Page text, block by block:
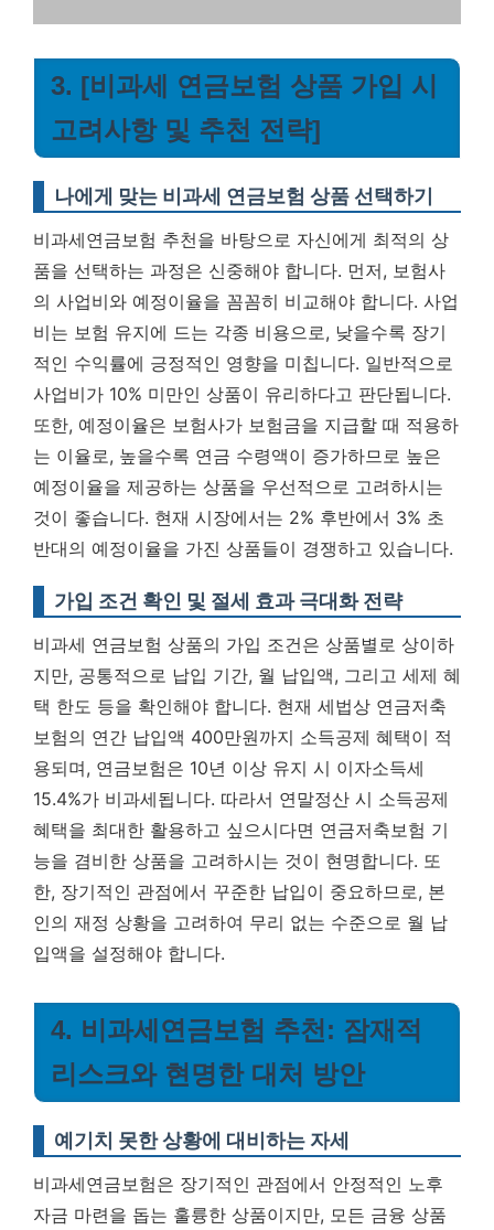
3. [비과세 연금보험 상품 가입 시
고려사항 및 추천 전략]
나에게 맞는 비과세 연금보험 상품 선택하기
비과세연금보험 추천을 바탕으로 자신에게 최적의 상
품을 선택하는 과정은 신중해야 합니다. 먼저, 보험사
의 사업비와 예정이율을 꼼꼼히 비교해야 합니다. 사업
비는 보험 유지에 드는 각종 비용으로, 낮을수록 장기
적인 수익률에 긍정적인 영향을 미칩니다. 일반적으로
사업비가 10% 미만인 상품이 유리하다고 판단됩니다.
또한, 예정이율은 보험사가 보험금을 지급할 때 적용하
는 이율로, 높을수록 연금 수령액이 증가하므로 높은
예정이율을 제공하는 상품을 우선적으로 고려하시는
것이 좋습니다. 현재 시장에서는 2% 후반에서 3% 초
반대의 예정이율을 가진 상품들이 경쟁하고 있습니다.
가입 조건 확인 및 절세 효과 극대화 전략
비과세 연금보험 상품의 가입 조건은 상품별로 상이하
지만, 공통적으로 납입 기간, 월 납입액, 그리고 세제 혜
택 한도 등을 확인해야 합니다. 현재 세법상 연금저축
보험의 연간 납입액 400만원까지 소득공제 혜택이 적
용되며, 연금보험은 10년 이상 유지 시 이자소득세
15.4%가 비과세됩니다. 따라서 연말정산 시 소득공제
혜택을 최대한 활용하고 싶으시다면 연금저축보험 기
능을 겸비한 상품을 고려하시는 것이 현명합니다. 또
한, 장기적인 관점에서 꾸준한 납입이 중요하므로, 본
인의 재정 상황을 고려하여 무리 없는 수준으로 월 납
입액을 설정해야 합니다.
4. 비과세연금보험 추천: 잠재적
리스크와 현명한 대처 방안
예기치 못한 상황에 대비하는 자세
비과세연금보험은 장기적인 관점에서 안정적인 노후
자금 마련을 돕는 훌륭한 상품이지만, 모든 금융 상품